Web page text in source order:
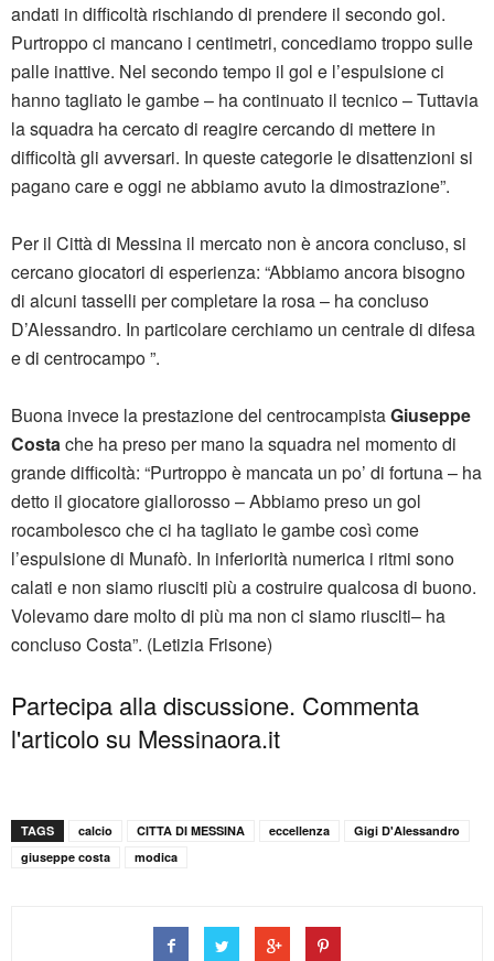
andati in difficoltà rischiando di prendere il secondo gol.
Purtroppo ci mancano i centimetri, concediamo troppo sulle
palle inattive. Nel secondo tempo il gol e l’espulsione ci
hanno tagliato le gambe – ha continuato il tecnico – Tuttavia
la squadra ha cercato di reagire cercando di mettere in
difficoltà gli avversari. In queste categorie le disattenzioni si
pagano care e oggi ne abbiamo avuto la dimostrazione”.
Per il Città di Messina il mercato non è ancora concluso, si
cercano giocatori di esperienza: “Abbiamo ancora bisogno
di alcuni tasselli per completare la rosa – ha concluso
D’Alessandro. In particolare cerchiamo un centrale di difesa
e di centrocampo ”.
Buona invece la prestazione del centrocampistaGiuseppe
Costache ha preso per mano la squadra nel momento di
grande difficoltà: “Purtroppo è mancata un po’ di fortuna – ha
detto il giocatore giallorosso – Abbiamo preso un gol
rocambolesco che ci ha tagliato le gambe così come
l’espulsione di Munafò. In inferiorità numerica i ritmi sono
calati e non siamo riusciti più a costruire qualcosa di buono.
Volevamo dare molto di più ma non ci siamo riusciti– ha
concluso Costa”. (Letizia Frisone)
Partecipa alla discussione. Commenta
l'articolo su Messinaora.it
TAGS calcio CITTA DI MESSINA eccellenza
Gigi D'Alessandro
giuseppe costa
modica